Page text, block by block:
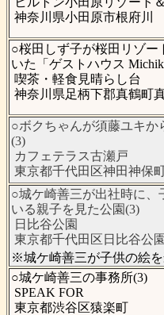
神奈川県小田原市根府川
○桜田しず子が桜田リゾー
いた「ゲストハウス
喫茶・軽食見晴らし台
神奈川県足柄下郡真鶴町
○ボクちゃんが須藤ユキか
(3)
カフェテラス古瀬戸
東京都千代田区神田神保
○城ケ崎善三が出社時に、
いる親子を見た公園(3)
日比谷公園
東京都千代田区日比谷公園
※城ケ崎善三が子供の絵
○城ケ崎善三の事務所(3)
SPEAK FOR
東京都渋谷区猿楽町